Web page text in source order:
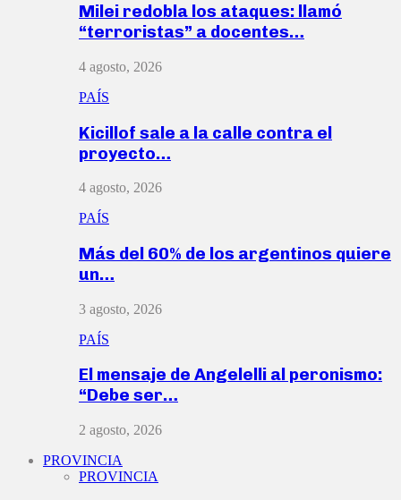
Milei redobla los ataques: llamó
“terroristas” a docentes…
4 agosto, 2026
PAÍS
Kicillof sale a la calle contra el
proyecto…
4 agosto, 2026
PAÍS
Más del 60% de los argentinos quiere
un…
3 agosto, 2026
PAÍS
El mensaje de Angelelli al peronismo:
“Debe ser…
2 agosto, 2026
PROVINCIA
PROVINCIA